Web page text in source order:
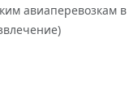
авиаперевозкам